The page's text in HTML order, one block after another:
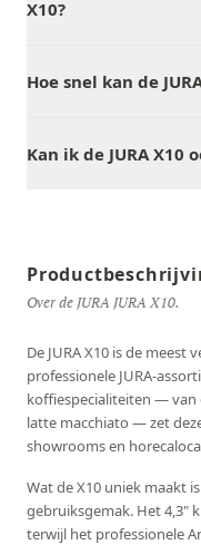
X10?
Hoe snel kan de
Kan ik de JURA X10
Over de JURA JURA X10.
De JURA X10 is de
professionele JURA-
koffiespecialiteiten — van
latte macchiato — zet
showrooms en
Wat de X10 uniek maakt
gebruiksgemak. Het 4,3"
terwijl het professionele